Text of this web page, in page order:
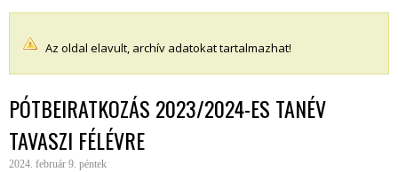
Az oldal elavult, archív adatokat tartalmazhat!
PÓTBEIRATKOZÁS 2023/2024-ES TANÉV
TAVASZI FÉLÉVRE
2024. február 9. péntek